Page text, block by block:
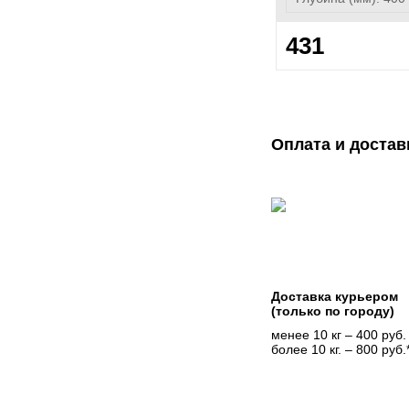
431
Оплата и
Доставка курьером
(только по городу)
менее 10 кг – 400 руб.
более 10 кг. – 800